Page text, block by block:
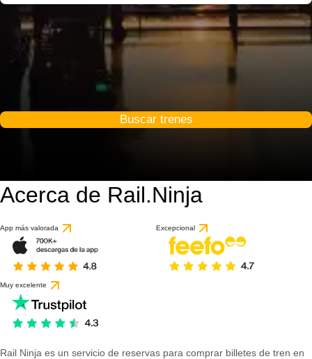
Buscar trenes
Acerca de Rail.Ninja
App más valorada Excepcional
Muy excelente
Rail Ninja es un servicio de reservas para comprar billetes de tren en